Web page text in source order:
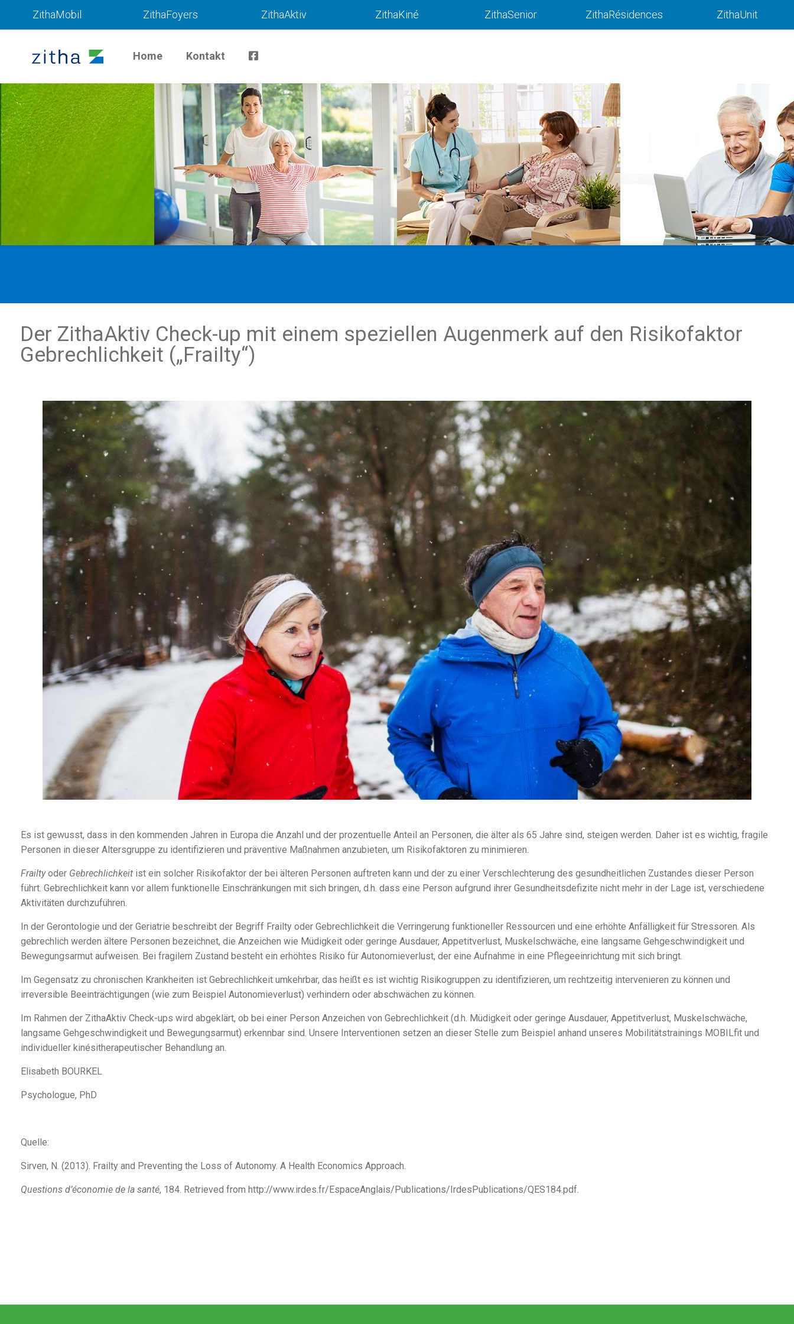
ZithaMobil ZithaFoyers ZithaAktiv ZithaKiné ZithaSenior ZithaRésidences ZithaUnit
Home Kontakt
Der ZithaAktiv Check-up mit einem speziellen Augenmerk auf den Risikofaktor
Gebrechlichkeit („Frailty“)
Es ist gewusst, dass in den kommenden Jahren in Europa die Anzahl und der prozentuelle Anteil an Personen, die älter als 65 Jahre sind, steigen werden. Daher ist es wichtig, fragile
Personen in dieser Altersgruppe zu identifizieren und präventive Maßnahmen anzubieten, um Risikofaktoren zu minimieren.
Frailtyoder Gebrechlichkeit ist ein solcher Risikofaktor der bei älteren Personen auftreten kann und der zu einer Verschlechterung des gesundheitlichen Zustandes dieser Person
führt. Gebrechlichkeit kann vor allem funktionelle Einschränkungen mit sich bringen, d.h. dass eine Person aufgrund ihrer Gesundheitsdefizite nicht mehr in der Lage ist, verschiedene
Aktivitäten durchzuführen.
In der Gerontologie und der Geriatrie beschreibt der Begriff Frailty oder Gebrechlichkeit die Verringerung funktioneller Ressourcen und eine erhöhte Anfälligkeit für Stressoren. Als
gebrechlich werden ältere Personen bezeichnet, die Anzeichen wie Müdigkeit oder geringe Ausdauer, Appetitverlust, Muskelschwäche, eine langsame Gehgeschwindigkeit und
Bewegungsarmut aufweisen. Bei fragilem Zustand besteht ein erhöhtes Risiko für Autonomieverlust, der eine Aufnahme in eine Pflegeeinrichtung mit sich bringt.
Im Gegensatz zu chronischen Krankheiten ist Gebrechlichkeit umkehrbar, das heißt es ist wichtig Risikogruppen zu identifizieren, um rechtzeitig intervenieren zu können und
irreversible Beeinträchtigungen (wie zum Beispiel Autonomieverlust) verhindern oder abschwächen zu können.
Im Rahmen der ZithaAktiv Check-ups wird abgeklärt, ob bei einer Person Anzeichen von Gebrechlichkeit (d.h. Müdigkeit oder geringe Ausdauer, Appetitverlust, Muskelschwäche,
langsame Gehgeschwindigkeit und Bewegungsarmut) erkennbar sind. Unsere Interventionen setzen an dieser Stelle zum Beispiel anhand unseres Mobilitätstrainings MOBILfit und
individueller kinésitherapeutischer Behandlung an.
Elisabeth BOURKEL
Psychologue, PhD
Quelle:
Sirven, N. (2013). Frailty and Preventing the Loss of Autonomy. A Health Economics Approach.
Questions d’économie de la santé, 184. Retrieved from http://www.irdes.fr/EspaceAnglais/Publications/IrdesPublications/QES184.pdf.